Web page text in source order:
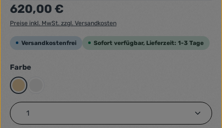
Regulärer Preis:
620,00 €
Preise inkl. MwSt. zzgl. Versandkosten
Versandkostenfrei Sofort verfügbar, Lieferzeit: 1-3 Tage
Farbeauswählen
Beige
Produkt Anzahl: Gib den gewünschten Wert ein